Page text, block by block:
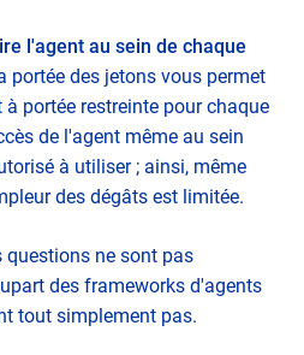
l'agent au sein de chaque
portée des jetons vous permet
portée restreinte pour chaque
de l'agent même au sein
à utiliser ; ainsi, même
des dégâts est limitée.
questions ne sont pas
des frameworks d'agents
tout simplement pas.